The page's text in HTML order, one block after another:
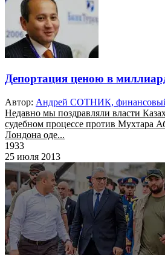
Депортация ценою в
Автор: Андрей СОТНИК,
Недавно мы поздравляли власти
судебном процессе против Мухтара
Лондона оде...
1933
25 июля 2013